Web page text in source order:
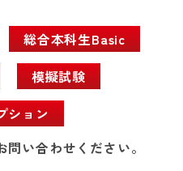
総合本科生Basic
模擬試験
ション
い合わせください。